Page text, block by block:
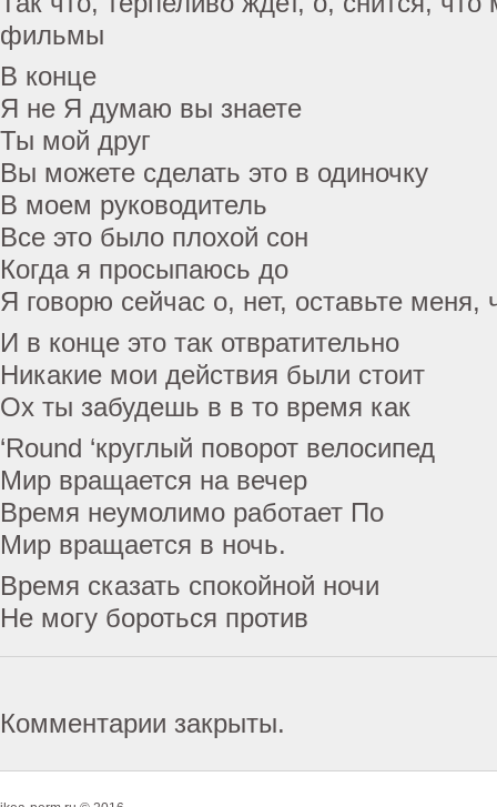
фильмы
В конце
Я не Я думаю вы знаете
Ты мой друг
Вы можете сделать это в одиночку
В моем руководитель
Все это было плохой сон
Когда я просыпаюсь до
Я говорю сейчас о, нет, оставьте меня,
И в конце это так отвратительно
Никакие мои действия были стоит
Ох ты забудешь в в то время как
‘Round ‘круглый поворот велосипед
Мир вращается на вечер
Время неумолимо работает По
Мир вращается в ночь.
Время сказать спокойной ночи
Не могу бороться против
Комментарии закрыты.